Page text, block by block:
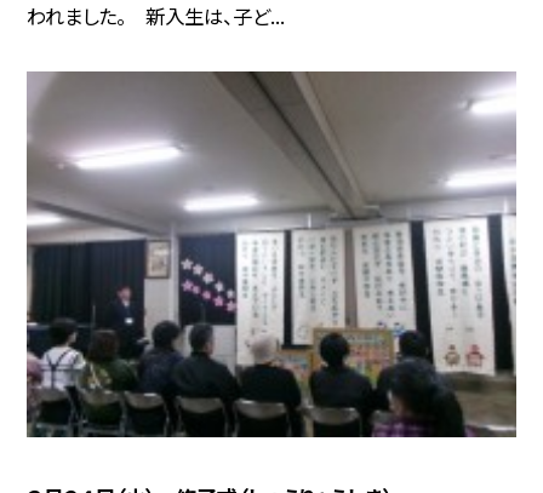
われました。 新入生は、子ど...